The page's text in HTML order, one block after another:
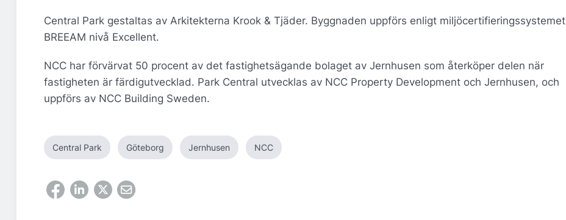
Central Park gestaltas av Arkitekterna Krook & Tjäder. Byggnaden uppförs enligt miljöcertifieringssystemet
BREEAM nivå Excellent.
NCC har förvärvat 50 procent av det fastighetsägande bolaget av Jernhusen som återköper delen när
fastigheten är färdigutvecklad. Park Central utvecklas av NCC Property Development och Jernhusen, och
uppförs av NCC Building Sweden.
Central Park Göteborg Jernhusen NCC